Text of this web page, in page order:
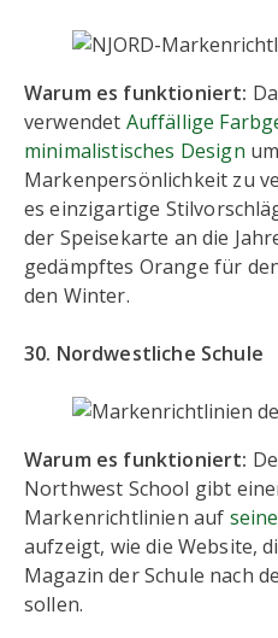
Warum es funktioniert:
verwendet Auffällige
minimalistisches Design
Markenpersönlichkeit zu
es einzigartige
der Speisekarte an die
gedämpftes Orange für
den Winter.
30. Nordwestliche Schule
Warum es funktioniert:
Northwest School gibt
Markenrichtlinien auf
aufzeigt, wie die Website,
Magazin der Schule nach
sollen.